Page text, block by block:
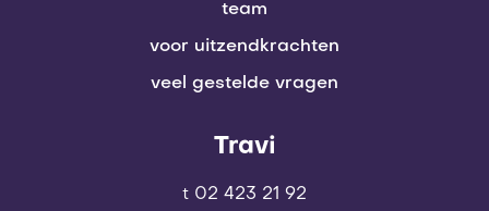
team
voor uitzendkrachten
veel gestelde vragen
Travi
t 02 423 21 92